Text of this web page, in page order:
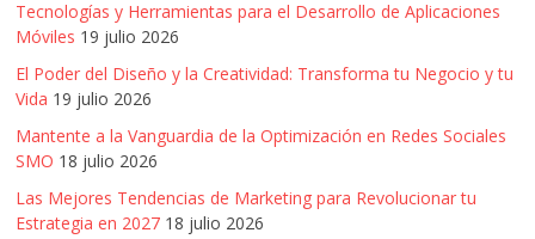
Actualidad
en
Colombia
Revista
Tecnologías y Herramientas para el Desarrollo de Aplicaciones
Móviles 19 julio 2026
El Poder del Diseño y la Creatividad: Transforma tu Negocio y tu
Vida 19 julio 2026
Mantente a la Vanguardia de la Optimización en Redes Sociales
SMO 18 julio 2026
Las Mejores Tendencias de Marketing para Revolucionar tu
Estrategia en 2027 18 julio 2026